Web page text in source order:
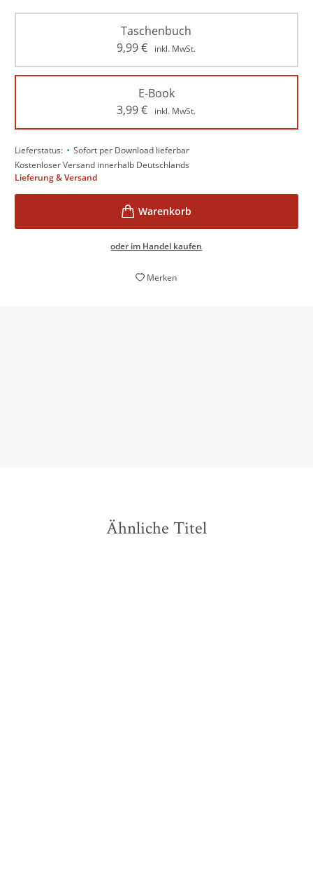
Taschenbuch
9,99€ inkl. MwSt.
E-Book
3,99€ inkl. MwSt.
Lieferstatus: • Sofort per Download lieferbar
Kostenloser Versand innerhalb Deutschlands
Lieferung & Versand
oder im Handel kaufen
Merken
Ähnliche Titel